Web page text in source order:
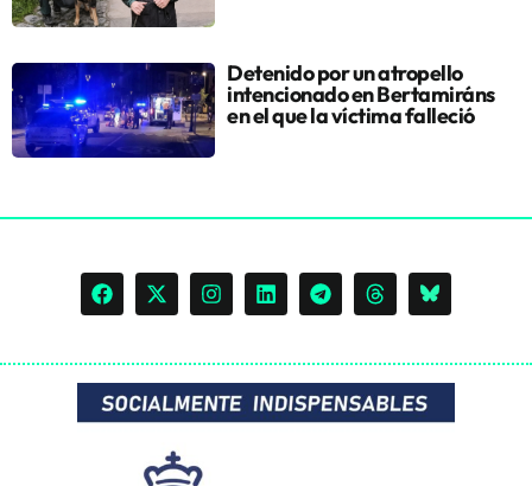
Detenido por un atropello
intencionado en Bertamiráns
en el que la víctima falleció